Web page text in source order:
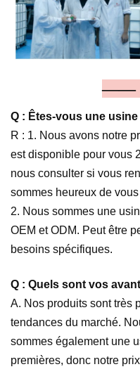
——
Q : Êtes-vous une
R : 1. Nous avons notre
est disponible pour vous
nous consulter si vous
sommes heureux de
2. Nous sommes une
OEM et ODM. Peut être
besoins spécifiques.
Q : Quels sont vos
A. Nos produits sont très
tendances du marché.
sommes également une
premières, donc notre